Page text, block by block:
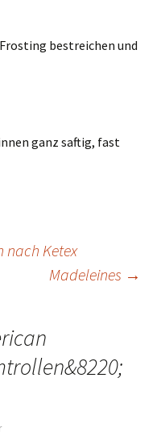
bestreichen und
ganz saftig, fast
nach Ketex
Madeleines →
&8220;